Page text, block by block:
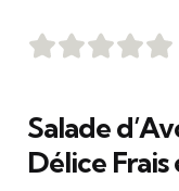
Salade
Délice